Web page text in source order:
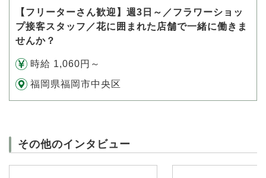
【フリーターさん歓迎】週3日～／フラワーショッ
プ接客スタッフ／花に囲まれた店舗で一緒に働きま
せんか？
時給 1,060円～
福岡県福岡市中央区
その他のインタビュー